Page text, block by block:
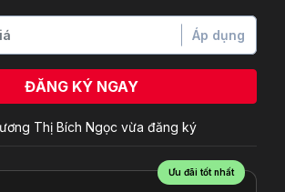
Áp dụng
ĐĂNG KÝ NGAY
Thị Bích Ngọc vừa đăng ký
Ưu đãi tốt nhất